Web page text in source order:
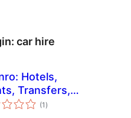
car hire
Hotels,
Transfers,
Excursion
(1 valoracións
totais
)